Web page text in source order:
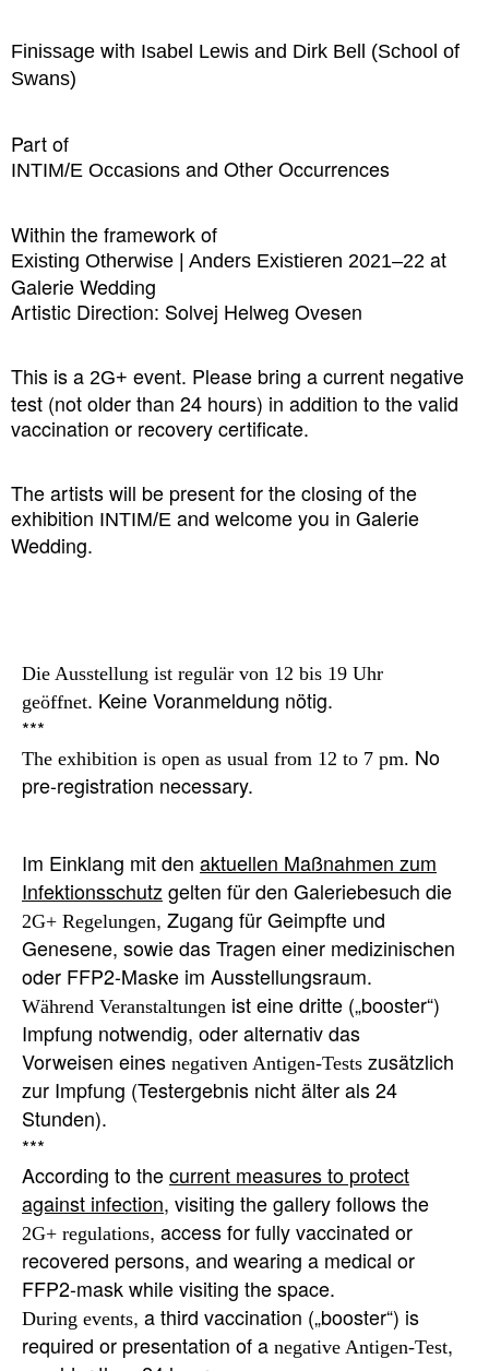
Finissage with Isabel Lewis and Dirk Bell (School of
Swans)
Part of
INTIM/E Occasions and Other Occurrences
Within the framework of
Existing Otherwise | Anders Existieren 2021–22 at
Galerie Wedding
Artistic Direction: Solvej Helweg Ovesen
This is a 2G+ event. Please bring a current negative
test (not older than 24 hours) in addition to the valid
vaccination or recovery certificate.
The artists will be present for the closing of the
exhibition INTIM/E and welcome you in Galerie
Wedding.
Die Ausstellung ist regulär von 12 bis 19 Uhr
geöffnet. Keine Voranmeldung nötig.
The exhibition is open as usual from 12 to 7 pm. No
pre-registration necessary.
Im Einklang mit den aktuellen Maßnahmen zum
Infektionsschutz gelten für den Galeriebesuch die
2G+ Regelungen, Zugang für Geimpfte und
Genesene, sowie das Tragen einer medizinischen
Während Veranstaltungen ist eine dritte („booster“)
Impfung notwendig, oder alternativ das
Vorweisen eines negativen Antigen-Tests zusätzlich
zur Impfung (Testergebnis nicht älter als 24
Stunden).
***
According to thecurrent measures to protect
against infection, visiting the gallery follows the
2G+ regulations, access for fully vaccinated or
recovered persons, and wearing a medical or
During events, a third vaccination („booster“) is
required or presentation of a negative Antigen-Test,